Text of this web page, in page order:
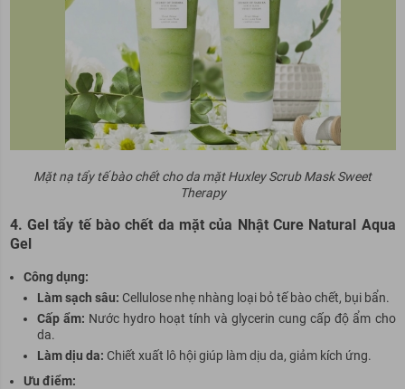
Mặt nạ tẩy tế bào chết cho da mặt Huxley Scrub Mask Sweet
Therapy
4. Gel tẩy tế bào chết da mặt của Nhật Cure Natural Aqua
Gel
Công dụng:
Làm sạch sâu: Cellulose nhẹ nhàng loại bỏ tế bào chết, bụi bẩn.
Cấp ẩm: Nước hydro hoạt tính và glycerin cung cấp độ ẩm cho
da.
Làm dịu da: Chiết xuất lô hội giúp làm dịu da, giảm kích ứng.
Ưu điểm: